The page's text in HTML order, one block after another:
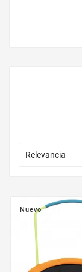
Relevancia
Nuevo